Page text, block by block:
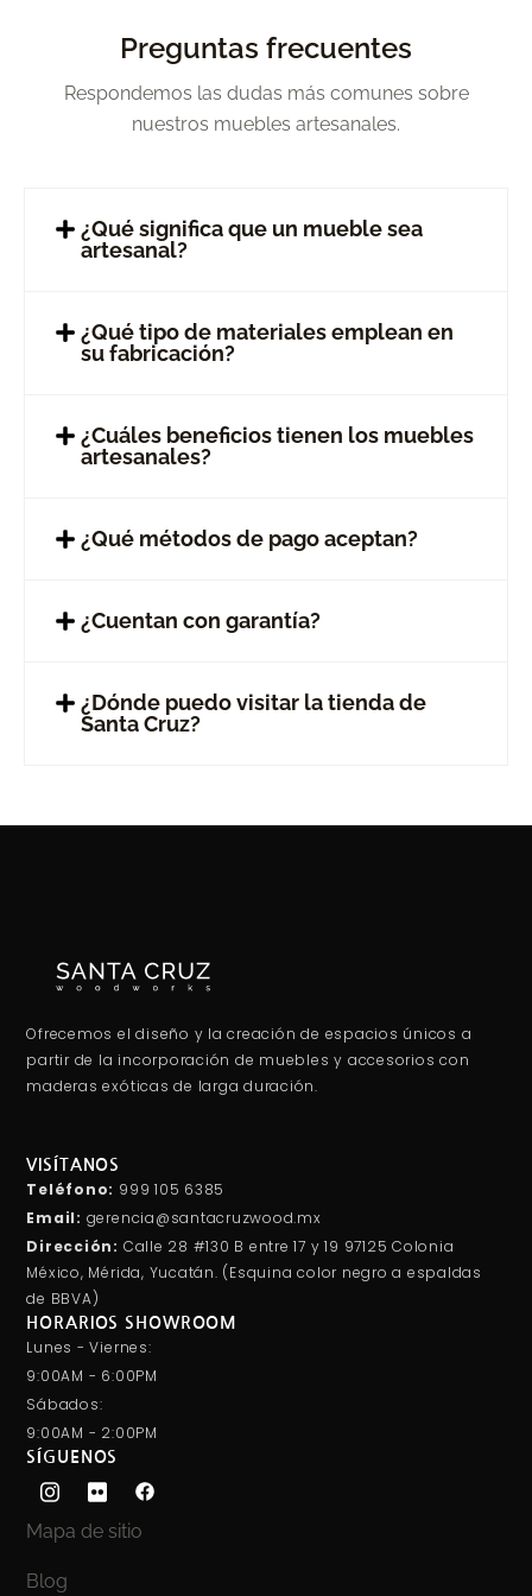
Preguntas frecuentes
Respondemos las dudas más comunes sobre
nuestros muebles artesanales.
¿Qué significa que un mueble sea
artesanal?
¿Qué tipo de materiales emplean en
su fabricación?
¿Cuáles beneficios tienen los muebles
artesanales?
¿Qué métodos de pago aceptan?
¿Cuentan con garantía?
¿Dónde puedo visitar la tienda de
Santa Cruz?
Ofrecemos el diseño y la creación de espacios únicos a
partir de la incorporación de muebles y accesorios con
maderas exóticas de larga duración.
VISÍTANOS
Teléfono: 999 105 6385
Email: gerencia@santacruzwood.mx
Dirección: Calle 28 #130 B entre 17 y 19 97125 Colonia
México, Mérida, Yucatán. (Esquina color negro a espaldas
de BBVA)
HORARIOS SHOWROOM
Lunes - Viernes:
9:00AM - 6:00PM
Sábados:
9:00AM - 2:00PM
SÍGUENOS
Mapa de sitio
Blog